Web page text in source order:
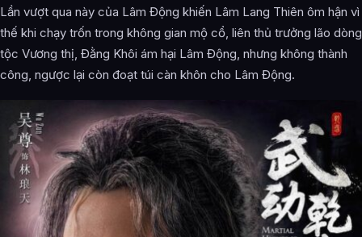
Lần vượt qua này của Lâm Động khiến Lâm Lang Thiên ôm hận vì
thế khi chạy trốn trong không gian mộ cổ, liên thủ trưởng lão dòng
tộc Vương thị, Đằng Khôi ám hại Lâm Động, nhưng không thành
công, ngược lại còn đoạt túi càn khôn cho Lâm Động.